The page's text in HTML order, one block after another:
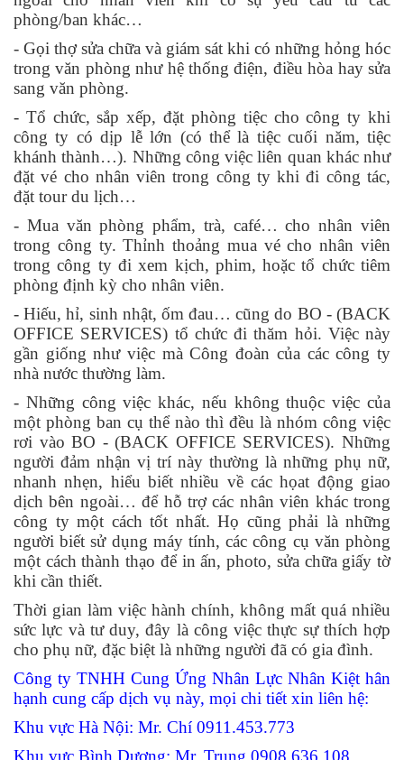
phòng/ban khác…
- Gọi thợ sửa chữa và giám sát khi có những hỏng hóc
trong văn phòng như hệ thống điện, điều hòa hay sửa
sang văn phòng.
- Tổ chức, sắp xếp, đặt phòng tiệc cho công ty khi
công ty có dịp lễ lớn (có thể là tiệc cuối năm, tiệc
khánh thành…). Những công việc liên quan khác như
đặt vé cho nhân viên trong công ty khi đi công tác,
đặt tour du lịch…
- Mua văn phòng phẩm, trà, café… cho nhân viên
trong công ty. Thỉnh thoảng mua vé cho nhân viên
trong công ty đi xem kịch, phim, hoặc tổ chức tiêm
phòng định kỳ cho nhân viên.
- Hiếu, hỉ, sinh nhật, ốm đau… cũng do BO - (BACK
OFFICE SERVICES) tổ chức đi thăm hỏi. Việc này
gần giống như việc mà Công đoàn của các công ty
nhà nước thường làm.
- Những công việc khác, nếu không thuộc việc của
một phòng ban cụ thể nào thì đều là nhóm công việc
rơi vào BO - (BACK OFFICE SERVICES). Những
người đảm nhận vị trí này thường là những phụ nữ,
nhanh nhẹn, hiểu biết nhiều về các họat động giao
dịch bên ngoài… để hỗ trợ các nhân viên khác trong
công ty một cách tốt nhất. Họ cũng phải là những
người biết sử dụng máy tính, các công cụ văn phòng
một cách thành thạo để in ấn, photo, sửa chữa giấy tờ
khi cần thiết.
Thời gian làm việc hành chính, không mất quá nhiều
sức lực và tư duy, đây là công việc thực sự thích hợp
cho phụ nữ, đặc biệt là những người đã có gia đình.
Công ty TNHH Cung Ứng Nhân Lực Nhân Kiệt hân
hạnh cung cấp dịch vụ này, mọi chi tiết xin liên hệ:
Khu vực Hà Nội: Mr. Chí 0911.453.773